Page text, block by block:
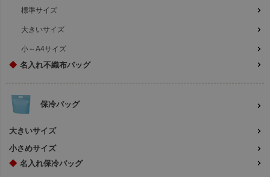
標準サイズ
大きいサイズ
小～A4サイズ
◆ 名入れ不織布バッグ
保冷バッグ
大きいサイズ
小さめサイズ
◆ 名入れ保冷バッグ